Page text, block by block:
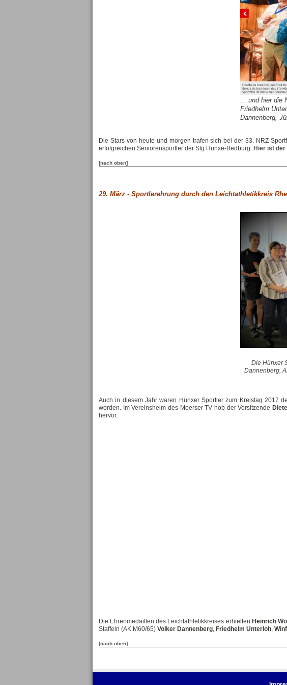
... und hier die
Friedhelm
Dannenberg,
Die Stars von heute und morgen trafen sich bei der 33. NRZ-
erfolgreichen Seniorensportler der Stg Hünxe-Bedburg. Hier ist
[nach oben]
29. März - Sportlerehrung durch den Leichtathletikkreis
Die Hünxer
Dannenberg,
Auch in diesem Jahr waren Hünxer Sportler zum Kreistag 2017
worden. Im Vereinsheim des Moerser TV hob der Vorsitzende
hervor.
Die Ehrenmedaillen des Leichtathletikkreises erhielten Heinrich
Staffeln (AK M60/65) Volker Dannenberg, Friedhelm Unterloh,
[nach oben]